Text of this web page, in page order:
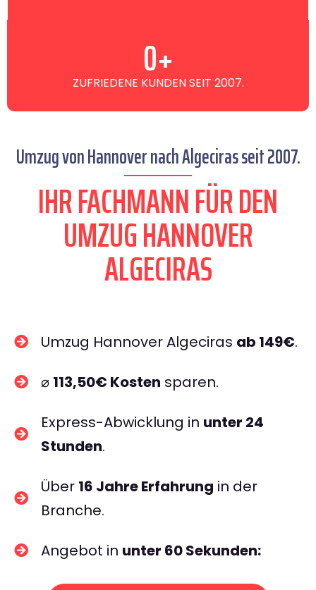
ZUFRIEDENE KUNDEN SEIT 2007.
0+
Umzug von Hannover nach Algeciras seit 2007.
IHR FACHMANN FÜR DEN
UMZUG HANNOVER
ALGECIRAS
Umzug Hannover Algeciras ab 149€.
⌀ 113,50€ Kosten sparen.
Express-Abwicklung in unter 24
Stunden.
Über 16 Jahre Erfahrung in der
Branche.
Angebot in unter 60 Sekunden: